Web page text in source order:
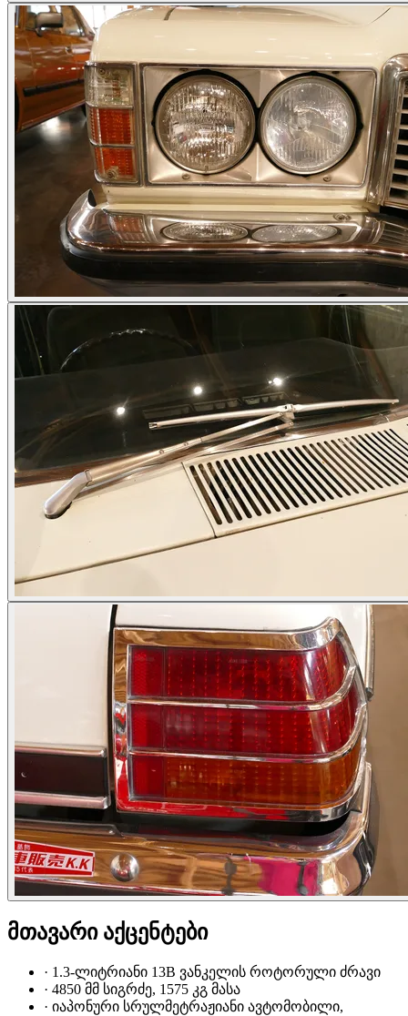
მთავარი აქცენტები
· 1.3-ლიტრიანი 13B ვანკელის როტორული ძრავი
· 4850 მმ სიგრძე, 1575 კგ მასა
· იაპონური სრულმეტრაჟიანი ავტომობილი,